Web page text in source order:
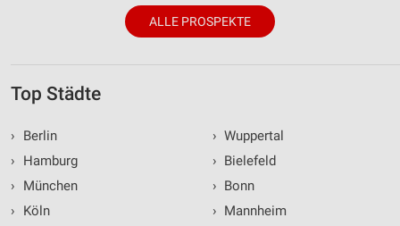
ALLE PROSPEKTE
Top Städte
›
Berlin
›
Hamburg
›
München
›
Köln
› Wuppertal
› Bielefeld
› Bonn
› Mannheim